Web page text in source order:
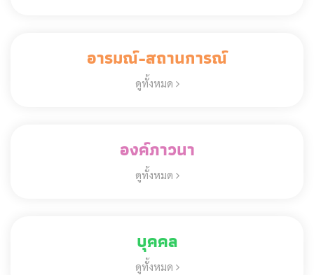
อารมณ์-สถานการณ์
ดูทั้งหมด
องค์ภาวนา
ดูทั้งหมด
บุคคล
ดูทั้งหมด